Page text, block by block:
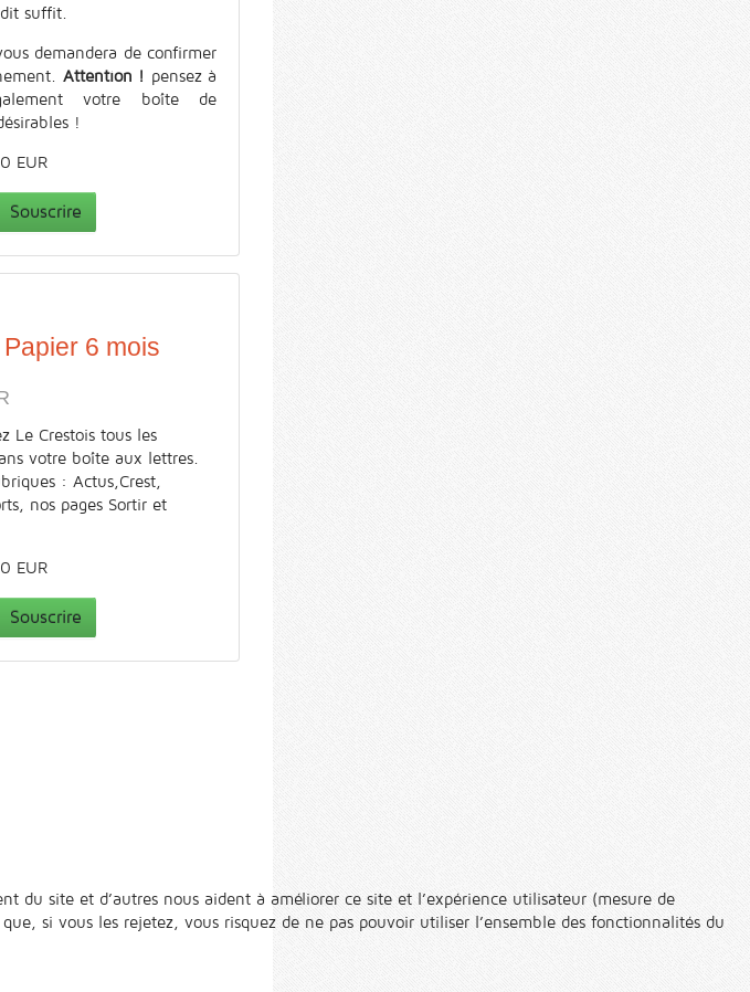
suffit.
demandera de confirmer
Attention ! pensez à
votre boîte de
!
EUR
Souscrire
6 mois
Le Crestois tous les
votre boîte aux lettres.
: Actus,Crest,
nos pages Sortir et
EUR
Souscrire
du site et d’autres nous aident à améliorer ce site et l’expérience utilisateur (mesure de
si vous les rejetez, vous risquez de ne pas pouvoir utiliser l’ensemble des fonctionnalités du